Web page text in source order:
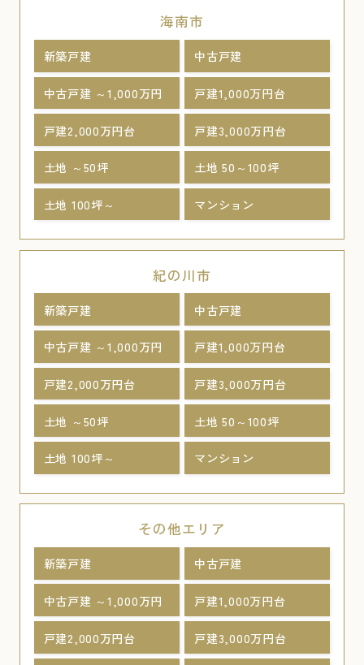
海南市
新築戸建 中古戸建
中古戸建 ～1,000万円 戸建1,000万円台
戸建2,000万円台 戸建3,000万円台
土地 ～50坪 土地 50～100坪
土地 100坪～ マンション
紀の川市
新築戸建 中古戸建
中古戸建 ～1,000万円 戸建1,000万円台
戸建2,000万円台 戸建3,000万円台
土地 ～50坪 土地 50～100坪
土地 100坪～ マンション
その他エリア
新築戸建 中古戸建
中古戸建 ～1,000万円 戸建1,000万円台
戸建2,000万円台 戸建3,000万円台